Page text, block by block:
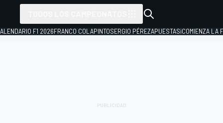
F1 2026FRANCO COLAPINTOSERGIO PÉREZAPUESTAS¡COMIENZA LA